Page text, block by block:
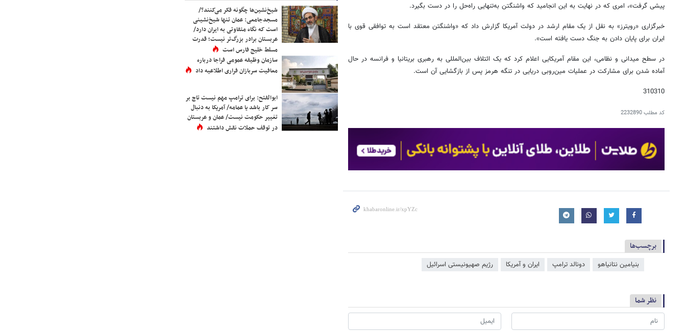
پیشی گرفت»، امری که در نهایت به این انجامید که واشنگتن به‌تنهایی راه‌حل را در دست بگیرد.
خبرگزاری «رویترز» به نقل از یک مقام ارشد در دولت آمریکا گزارش داد که «واشنگتن معتقد است به توافقی قوی با
ایران برای پایان دادن به جنگ دست یافته است».
در سطح میدانی و نظامی، این مقام آمریکایی اعلام کرد که یک ائتلاف بین‌المللی به رهبری بریتانیا و فرانسه در حال
آماده شدن برای مشارکت در عملیات مین‌روبی دریایی در تنگه هرمز پس از بازگشایی آن است.
310310
کد مطلب2232890
برچسب‌ها
بنیامین نتانیاهو دونالد ترامپ ایران و آمریکا رژیم صهیونیستی اسرائیل
نظر شما
شیخ‌نشین‌ها چگونه فکر می‌کنند؟/
مسجدجامعی: عمان تنها شیخ‌نشینی
است که نگاه متفاوتی به ایران دارد/
عربستان برادر بزرگ‌تر نیست؛ قدرت
مسلط خلیج فارس است
سازمان وظیفه عمومی فراجا درباره
معافیت سربازان فراری اطلاعیه داد
ابوالفتح: برای ترامپ مهم نیست تاج بر
سر کار باشد یا عمامه/ آمریکا به دنبال
تغییر حکومت نیست/ عمان و عربستان
در توقف حملات نقش داشتند